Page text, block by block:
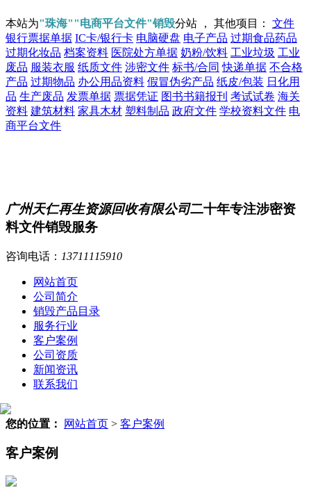
本站为"珠海""电商平台文件"销毁分站 ， 其他项目： 文件
银行票据单据 IC卡/银行卡 电脑硬盘 电子产品 过期食品药品
过期化妆品 档案资料 医院处方单据 奶粉/饮料 工业垃圾 工业
废品 服装衣服 纸质文件 涉密文件 标书/合同 快递单据 不合格
产品 过期物品 办公用品资料 假冒伪劣产品 纸皮/包装 日化用
品 生产废品 发票单据 票据凭证 图书书籍报刊 考试试卷 海关
资料 建筑材料 家具木材 塑料制品 政府文件 学校资料文件 电
商平台文件
广州天仁再生资源回收有限公司二十年专注涉密资
料文件销毁服务
咨询电话： 13711115910
网站首页
公司简介
销毁产品目录
服务行业
客户案例
公司资质
新闻资讯
联系我们
您的位置： 网站首页 > 客户案例
客户案例